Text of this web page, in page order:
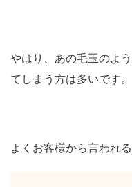
やはり、あの毛玉のよ
てしまう方は多いです。
よくお客様から言われ